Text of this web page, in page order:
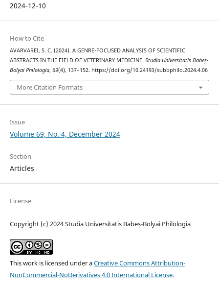
2024-12-10
How to Cite
AVARVAREI, S. C. (2024). A GENRE-FOCUSED ANALYSIS OF SCIENTIFIC
ABSTRACTS IN THE FIELD OF VETERINARY MEDICINE. Studia Universitatis Babeș-
Bolyai Philologia, 69(4), 137–152. https://doi.org/10.24193/subbphilo.2024.4.06
More Citation Formats
Issue
Volume 69, No. 4, December 2024
Section
Articles
License
Copyright (c) 2024 Studia Universitatis Babeș-Bolyai Philologia
This work is licensed under aCreative Commons Attribution-
NonCommercial-NoDerivatives 4.0 International License.